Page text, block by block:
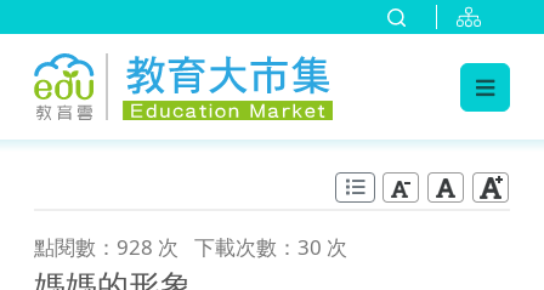
點閱數：928 次 下載次數：30 次